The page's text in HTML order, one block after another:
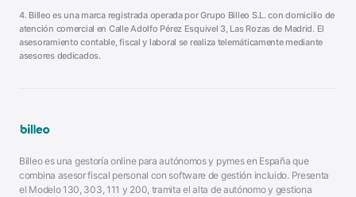
4. Billeo es una marca registrada operada por Grupo Billeo S.L. con domicilio de
atención comercial en Calle Adolfo Pérez Esquivel 3, Las Rozas de Madrid. El
asesoramiento contable, fiscal y laboral se realiza telemáticamente mediante
asesores dedicados.
Billeo es una gestoría online para autónomos y pymes en España que
combina asesor fiscal personal con software de gestión incluido. Presenta
el Modelo 130, 303, 111 y 200, tramita el alta de autónomo y gestiona